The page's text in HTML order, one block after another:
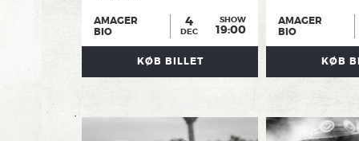
AMAGER
BIO
4
DEC
SHOW
19:00
KØB BILLET
AMAGER
BIO
KØB